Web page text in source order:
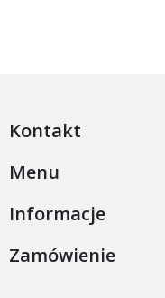
Kontakt
Menu
Informacje
Zamówienie